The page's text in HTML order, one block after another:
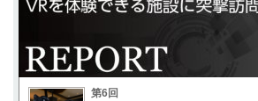
第6回